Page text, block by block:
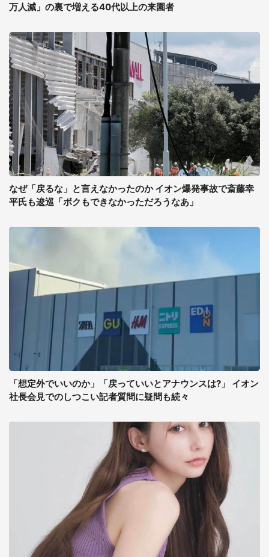
万人減」の裏で増える40代以上の来園者
なぜ「戻るな」と言えなかったのか イオン爆発事故で斎藤幸
平氏も逡巡「ボクもできなかっただろうなあ」
「想定外でいいのか」「戻っていいとアナウンスは?」 イオン
社長会見でのしつこい記者質問に疑問も続々